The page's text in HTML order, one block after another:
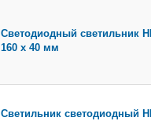
Светодиодный светильник
160 х 40 мм
Светильник светодиодный